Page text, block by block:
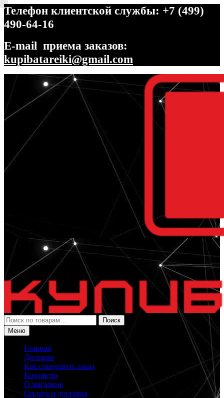
Телефон клиентской службы: +7 (499)
490-64-16
E-mail приема заказов:
kupibatareiki@gmail.com
Перейти
навигации
Перейти
содержимому
Искать:
Поиск
Меню
Главная
Дилерам
Как совершить заказ
Контакты
О магазине
Оплата и доставка